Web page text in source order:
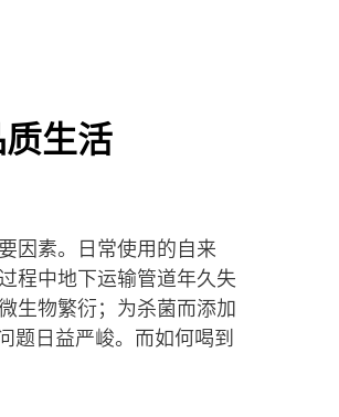
生活
因素。日常使用的自来
程中地下运输管道年久失
生物繁衍；为杀菌而添加
题日益严峻。而如何喝到